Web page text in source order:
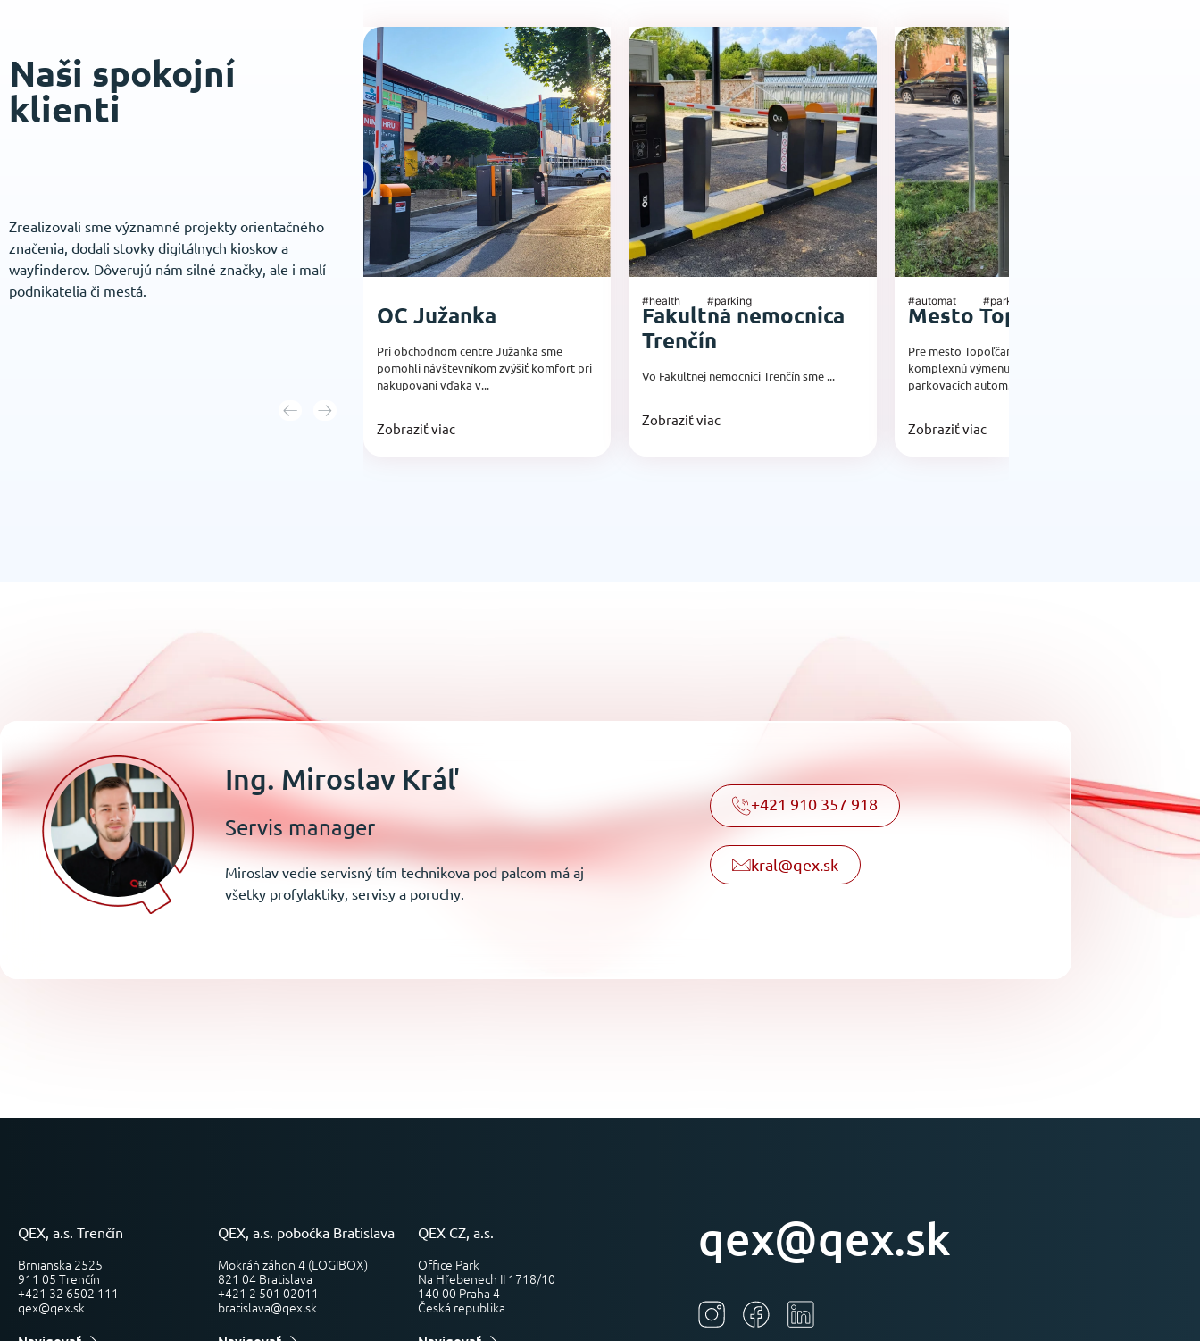
Naši spokojní
klienti
Zrealizovali sme významné projekty orientačného
značenia, dodali stovky digitálnych kioskov a
wayfinderov. Dôverujú nám silné značky, ale i malí
podnikatelia či mestá.
OC Južanka
Pri obchodnom centre Južanka sme
pomohli návštevníkom zvýšiť komfort pri
nakupovaní vďaka v...
Zobraziť viac
#health #parking
Fakultná nemocnica
Trenčín
Vo Fakultnej nemocnici Trenčín sme ...
Zobraziť viac
#automat #parking
Mesto Topoľčany
Pre mesto Topoľčany sme zabezpečili
komplexnú výmenu starých dosluhujúcich
parkovacích autom...
Zobraziť viac
Ing. Miroslav Kráľ
Servis manager
Miroslav vedie servisný tím technikova pod palcom má aj
všetky profylaktiky, servisy a poruchy.
+421 910 357 918
kral@qex.sk
QEX, a.s. Trenčín
Brnianska 2525
911 05 Trenčín
+421 32 6502 111
qex@qex.sk
QEX, a.s. pobočka Bratislava
Mokráň záhon 4 (LOGIBOX)
821 04 Bratislava
+421 2 501 02011
bratislava@qex.sk
QEX CZ, a.s.
Office Park
Na Hřebenech II 1718/10
140 00 Praha 4
Česká republika
qex@qex.sk